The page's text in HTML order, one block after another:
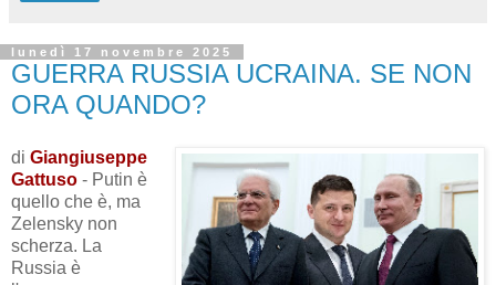
lunedì 17 novembre 2025
GUERRA RUSSIA UCRAINA. SE NON
ORA QUANDO?
di Giangiuseppe
Gattuso - Putin è
quello che è, ma
Zelensky non
scherza. La
Russia è